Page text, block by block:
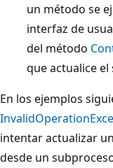
un método se
interfaz de
del método
que actualice
En los ejemplos
intentar actualizar
desde un